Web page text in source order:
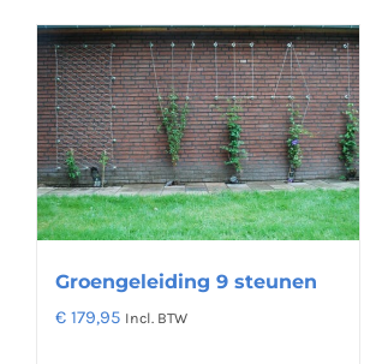
Groengeleiding 9 steunen
€ 179,95 Incl. BTW